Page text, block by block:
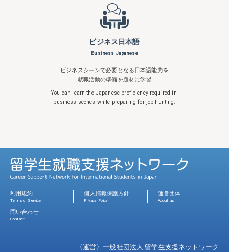
ビジネス日本語
Business Japanese
ビジネスシーンで必要となる日本語能力を
就職活動の準備を題材に学習
You can learn the Japanese proficiency required in
business scenes while preparing for job hunting.
利用規約
Terms of Service
個人情報保護方針
Privacy Policy
運営団体
About us
問い合わせ
Contact
〈運営〉一般社団法人 留学生支援ネットワーク